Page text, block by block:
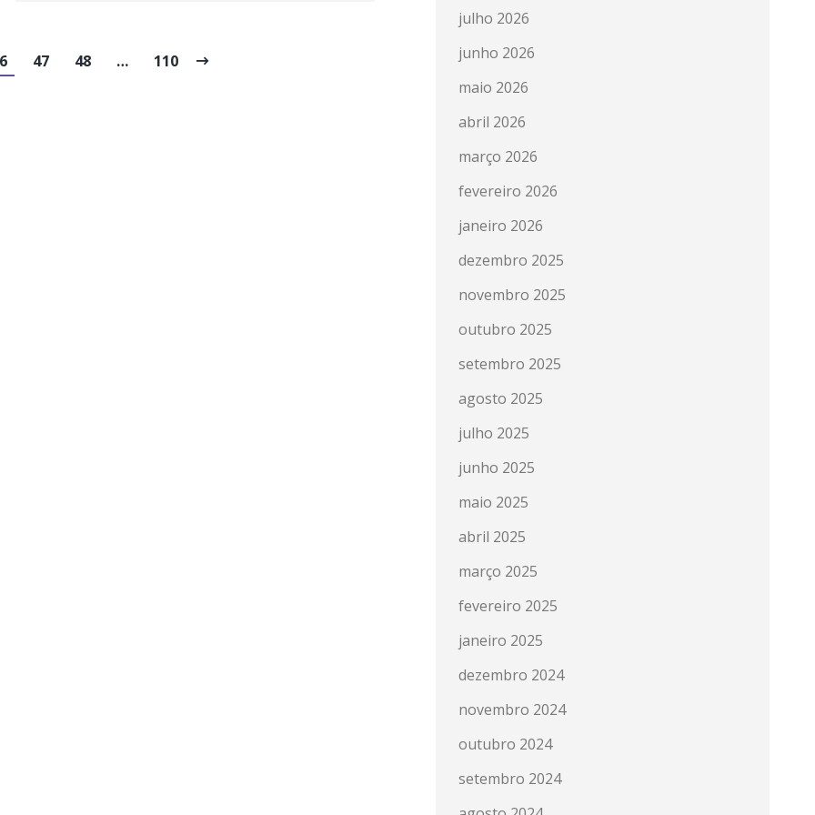
47 48 … 110
julho 2026
junho 2026
maio 2026
abril 2026
março 2026
fevereiro 2026
janeiro 2026
dezembro 2025
novembro 2025
outubro 2025
setembro 2025
agosto 2025
julho 2025
junho 2025
maio 2025
abril 2025
março 2025
fevereiro 2025
janeiro 2025
dezembro 2024
novembro 2024
outubro 2024
setembro 2024